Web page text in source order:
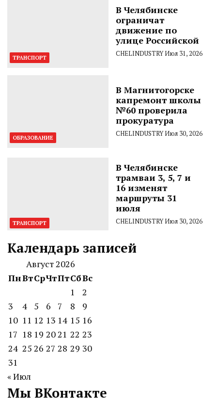
ТРАНСПОРТ
В Челябинске
ограничат
движение по
улице Российской
CHELINDUSTRYИюл 31, 2026
ОБРАЗОВАНИЕ
В Магнитогорске
капремонт школы
№60 проверила
прокуратура
CHELINDUSTRYИюл 30, 2026
ТРАНСПОРТ
В Челябинске
трамваи 3, 5, 7 и
16 изменят
маршруты 31
июля
CHELINDUSTRYИюл 30, 2026
Календарь записей
Август 2026
ПнВтСрЧтПтСбВс
1
2
3
4 5 6 7 8
9
10 11 12 13 14 15 16
17 18 19 2021 22 23
24 25 26 27 28 29 30
31
« Июл
Мы ВКонтакте